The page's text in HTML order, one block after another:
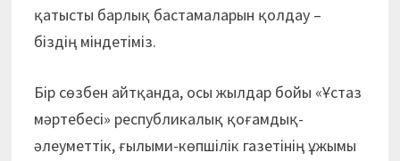
қатысты барлық бастамаларын қолдау –
біздің міндетіміз.
Бір сөзбен айтқанда, осы жылдар бойы «Ұстаз
мәртебесі» республикалық қоғамдық-
әлеуметтік, ғылыми-көпшілік газетінің ұжымы